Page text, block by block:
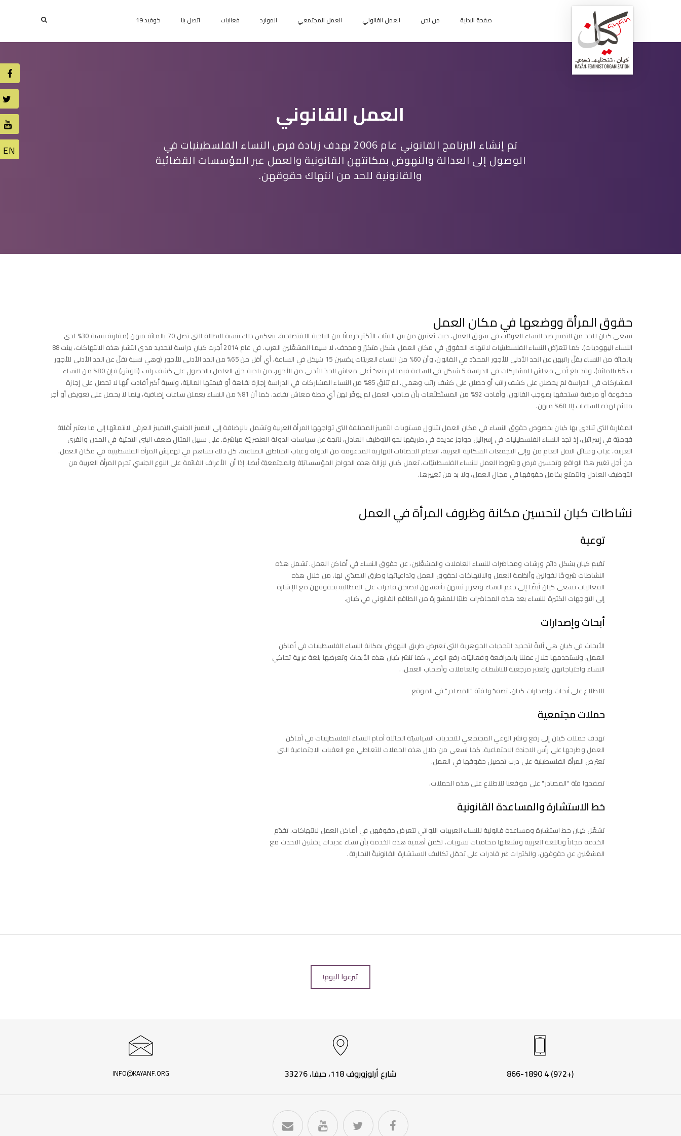
صفحة البداية من نحن العمل القانوني العمل المجتمعي الموارد فعاليات اتصل بنا كوفيد 19
العمل القانوني
تم إنشاء البرنامج القانوني عام 2006 بهدف زيادة فرص النساء الفلسطينيات في
الوصول إلى العدالة والنهوض بمكانتهن القانونية والعمل عبر المؤسسات القضائية
والقانونية للحد من انتهاك حقوقهن.
حقوق المرأة ووضعها في مكان العمل
تسعى كيان للحد من التمييز ضد النساء العربيّات في سوق العمل، حيث يُعتبرن من بين الفئات الأكثر حرمانًا من الناحية الاقتصادية. ينعكس ذلك بنسبة البطالة التي تصل 70 بالمائة منهن (مقارنة بنسبة 30% لدى
النساء اليهوديات). كما تتعرّض النساء الفلسطينيات لانتهاك الحقوق في مكان العمل بشكل متكرّر ومجحف، لا سيما المشغّلين العرب. في عام 2014 أجرت كيان دراسة لتحديد مدى انتشار هذه الانتهاكات، بينت 88
بالمائة من النساء يقلّ راتبهن عن الحد الأدنى للأجور المحدّد في القانون، وأن 60% من النساء العربيّات يكسبن 15 شيكل في الساعة، أي أقل من 65% من الحد الأدنى للأجور (وهي نسبة تقلّ عن الحد الأدنى للأجور
ب 65 بالمائة)، وقد بلغ أدنى معاش للمشاركات في الدراسة 5 شيكل في الساعة فيما لم يتعدّ أعلى معاش الحدَ الأدنى من الأجور. من ناحية حق العامل بالحصول على كشف راتب (تلوش) فإن 80% من النساء
المشاركات في الدراسة لم يحصلن على كشف راتب أو حصلن على كشف راتب وهمي. لم تتلقَ 85% من النساء المشاركات في الدراسة إجازة نقاهة أو قيمتها الماليّة، ونسبة أكبر أفادت أنها لا تحصل على إجازة
مدفوعة أو مرضية تستحقها بموجب القانون. وأفادت 92% من المستَطلَعات بأن صاحب العمل لم يوفّر لهن أي خطة معاش تقاعد. كما أن 81% من النساء يعملن ساعات إضافية، بينما لا يحصل على تعويض أو أجر
ملائم لهذه الساعات إلا 68% منهن.
المقاربة التي تنادي بها كيان بخصوص حقوق النساء في مكان العمل تتناول مستويات التمييز المختلفة التي تواجهها المرأة العربية وتشمل بالإضافة إلى التمييز الجنسي التمييز العرقي لانتمائها إلى ما يعتبر أقليّة
قوميّة في إسرائيل، إذ تجد النساء الفلسطينيات في إسرائيل حواجز عديدة في طريقها نحو التوظيف العادل، ناتجة عن سياسات الدولة العنصريّة مباشرة. على سبيل المثال ضعف البنى التحتية في المدن والقرى
العربية، غياب وسائل النقل العام من وإلى التجمعات السكانية العربية، انعدام الحضانات النهارية المدعومة من الدولة وغياب المناطق الصناعية. كل ذلك يساهم في تهميش المرأة الفلسطينية في مكان العمل.
من أجل تغيير هذا الواقع وتحسين فرص وشروط العمل للنساء الفلسطينيّات، تعمل كيان لإزالة هذه الحواجز المؤسساتيّة والمجتمعيّة أيضا، إذا أن الأعراف القائمة على النوع الجنسي تحرم المرأة العربية من
التوظيف العادل والتمتع بكامل حقوقها في مجال العمل، ولا بد من تغييرها.
نشاطات كيان لتحسين مكانة وظروف المرأة في العمل
توعية
تقيم كيان بشكل دائم ورشات ومحاضرات للنساء العاملات والمشغّلين، عن حقوق النساء في أماكن العمل. تشمل هذه
النشاطات شروحًا لقوانين وأنظمة العمل والانتهاكات لحقوق العمل وتداعياتها وطرق التصدّي لها. من خلال هذه
الفعاليات تسعى كيان أيضًا إلى دعم النساء وتعزيز ثقتهن بأنفسهن ليصبحن قادرات على المطالبة بحقوقهن مع الإشارة
إلى التوجهات الكثيرة للنساء بعد هذه المحاضرات طلبًا للمشورة من الطاقم القانوني في كيان.
أبحاث وإصدارات
الأبحاث في كيان هي آليةً لتحديد التحديات الجوهرية التي تعترض طريق النهوض بمكانة النساء الفلسطينيات في أماكن
العمل، ونستخدمها خلال عملنا بالمرافعة وفعاليّات رفع الوعي، كما تنشر كيان هذه الأبحاث وتعرضها بلغة عربية تحاكي
النساء واحتياجاتهن وتعتبر مرجعية للناشطات والعاملات وأصحاب العمل. .
للاطلاع على أبحاث وإصدارات كيان، تصفحّوا فئة "المصادر" في الموقع
حملات مجتمعية
تهدف حملات كيان إلى رفع ونشر الوعي المجتمعي للتحديات السياسيّة الماثلة أمام النساء الفلسطينيات في أماكن
العمل وطرحها على رأس الاجندة الاجتماعية. كما نسعى من خلال هذه الحملات للتعاطي مع العقبات الاجتماعية التي
تعترض المرأة الفلسطينية على درب تحصيل حقوقها في العمل.
تصفحوا فئة "المصادر" على موقعنا للاطلاع على هذه الحملات.
خط الاستشارة والمساعدة القانونية
تشغّل كيان خط استشارة ومساعدة قانونية للنساء العربيات اللواتي تتعرض حقوقهن في أماكن العمل لانتهاكات. تقدّم
الخدمة مجاناً وباللغة العربية وتشغلها محاميات نسويات. تكمن أهمية هذه الخدمة بأن نساء عديدات يخشين التحدث مع
المشغّلين عن حقوقهن، والكثيرات غير قادرات على تحمّل تكاليف الاستشارة القانونيةّ التجاريّة.
تبرعوا اليوم!
(+972) 4 866-1890 شارع أرلوزوروف 118، حيفا، 33276 INFO@KAYANF.ORG